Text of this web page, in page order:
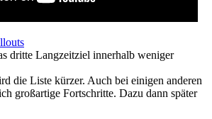
dritte Langzeitziel innerhalb weniger
die Liste kürzer. Auch bei einigen anderen
großartige Fortschritte. Dazu dann später